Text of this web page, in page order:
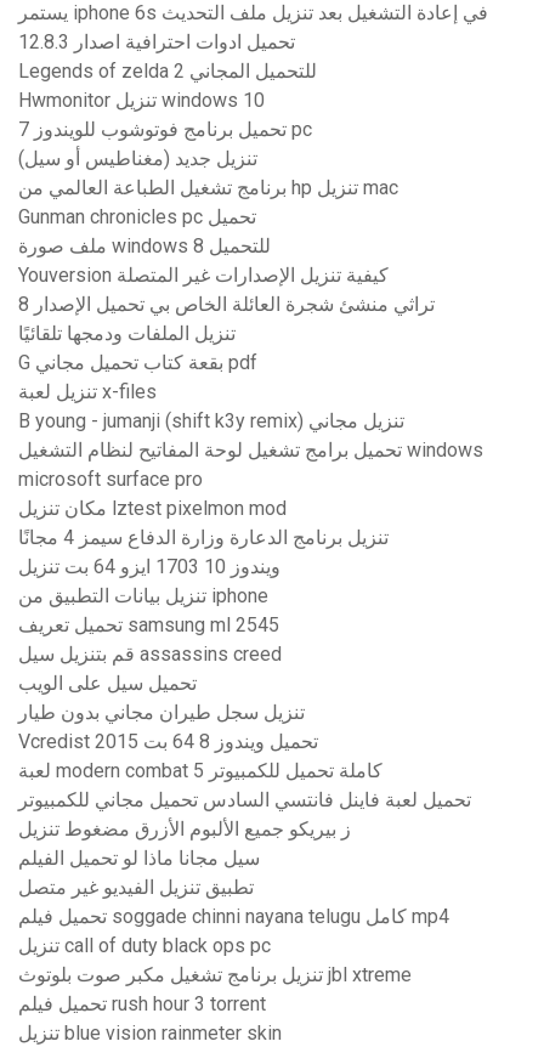
يستمر iphone 6s في إعادة التشغيل بعد تنزيل ملف التحديث
تحميل ادوات احترافية اصدار 12.8.3
Legends of zelda 2 للتحميل المجاني
Hwmonitor تنزيل windows 10
تحميل برنامج فوتوشوب للويندوز 7 pc
تنزيل جديد (مغناطيس أو سيل)
برنامج تشغيل الطباعة العالمي من hp تنزيل mac
Gunman chronicles pc تحميل
ملف صورة windows 8 للتحميل
Youversion كيفية تنزيل الإصدارات غير المتصلة
تراثي منشئ شجرة العائلة الخاص بي تحميل الإصدار 8
تنزيل الملفات ودمجها تلقائيًا
G بقعة كتاب تحميل مجاني pdf
تنزيل لعبة x-files
B young - jumanji (shift k3y remix) تنزيل مجاني
تحميل برامج تشغيل لوحة المفاتيح لنظام التشغيل windows
microsoft surface pro
مكان تنزيل lztest pixelmon mod
تنزيل برنامج الدعارة وزارة الدفاع سيمز 4 مجانًا
ويندوز 10 1703 ايزو 64 بت تنزيل
تنزيل بيانات التطبيق من iphone
تحميل تعريف samsung ml 2545
قم بتنزيل سيل assassins creed
تحميل سيل على الويب
تنزيل سجل طيران مجاني بدون طيار
Vcredist 2015 تحميل ويندوز 8 64 بت
لعبة modern combat 5 كاملة تحميل للكمبيوتر
تحميل لعبة فاينل فانتسي السادس تحميل مجاني للكمبيوتر
ز بيريكو جميع الألبوم الأزرق مضغوط تنزيل
سيل مجانا ماذا لو تحميل الفيلم
تطبيق تنزيل الفيديو غير متصل
تحميل فيلم soggade chinni nayana telugu كامل mp4
تنزيل call of duty black ops pc
تنزيل برنامج تشغيل مكبر صوت بلوتوث jbl xtreme
تحميل فيلم rush hour 3 torrent
تنزيل blue vision rainmeter skin